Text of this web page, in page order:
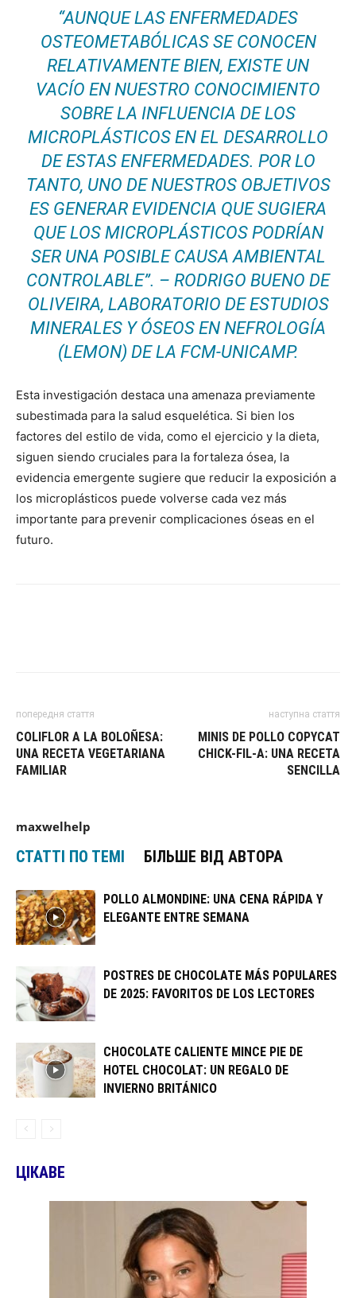
“AUNQUE LAS ENFERMEDADES
OSTEOMETABÓLICAS SE CONOCEN
RELATIVAMENTE BIEN, EXISTE UN
VACÍO EN NUESTRO CONOCIMIENTO
SOBRE LA INFLUENCIA DE LOS
MICROPLÁSTICOS EN EL DESARROLLO
DE ESTAS ENFERMEDADES. POR LO
TANTO, UNO DE NUESTROS OBJETIVOS
ES GENERAR EVIDENCIA QUE SUGIERA
QUE LOS MICROPLÁSTICOS PODRÍAN
SER UNA POSIBLE CAUSA AMBIENTAL
CONTROLABLE”. – RODRIGO BUENO DE
OLIVEIRA, LABORATORIO DE ESTUDIOS
MINERALES Y ÓSEOS EN NEFROLOGÍA
(LEMON) DE LA FCM-UNICAMP.
Esta investigación destaca una amenaza previamente
subestimada para la salud esquelética. Si bien los
factores del estilo de vida, como el ejercicio y la dieta,
siguen siendo cruciales para la fortaleza ósea, la
evidencia emergente sugiere que reducir la exposición a
los microplásticos puede volverse cada vez más
importante para prevenir complicaciones óseas en el
futuro.
попередня стаття
COLIFLOR A LA BOLOÑESA:
UNA RECETA VEGETARIANA
FAMILIAR
наступна стаття
MINIS DE POLLO COPYCAT
CHICK-FIL-A: UNA RECETA
SENCILLA
maxwelhelp
СТАТТІ ПО ТЕМІ БІЛЬШЕ ВІД АВТОРА
POLLO ALMONDINE: UNA CENA RÁPIDA Y
ELEGANTE ENTRE SEMANA
POSTRES DE CHOCOLATE MÁS POPULARES
DE 2025: FAVORITOS DE LOS LECTORES
CHOCOLATE CALIENTE MINCE PIE DE
HOTEL CHOCOLAT: UN REGALO DE
INVIERNO BRITÁNICO
ЦІКАВЕ